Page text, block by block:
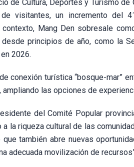
de Cultura, Deportes y Turismo
visitantes, un incremento del
contexto, Mang Den sobresale
principios de año, como la
2026.
conexión turística “bosque-mar”
las opciones de
del Comité Popular
a la riqueza cultural de las
también abre nuevas
adecuada movilización de